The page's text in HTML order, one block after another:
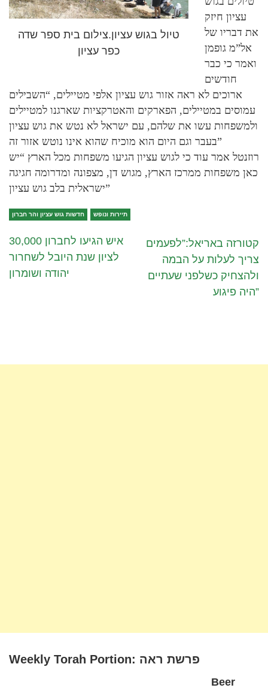
טיול בגוש עציון.צילום בית ספר שדה
כפר עציון
עציון חיזק
את דבריו של
אל”מ גופמן
ואמר כי כבר
חודשים
ארוכים לא ראה אזור גוש עציון אלפי מטיילים, “השבילים
עמוסים במטיילים, הפארקים והאטרקציות שארגנו למטיילים
ולמשפחות עשו את שלהם, עם ישראל לא נטש את גוש עציון
בעבר וגם היום הוא מוכיח שהוא אינו נוטש אזור זה”
רוזנטל אמר עוד כי לגוש עציון הגיעו משפחות מכל הארץ “יש
כאן משפחות ממרכז הארץ, מגוש דן, מצפונה ומדרומה חגיגה
ישראלית בלב גוש עציון”
חדשות גוש עציון והר חברון תיירות ונופש
30,000 איש הגיעו לחברון
לציון שנת היובל לשחרור
יהודה ושומרון
קטורזה באריאל:”לפעמים
צריך לעלות על הבמה
ולהצחיק כשלפני שעתיים
היה פיגוע”
Weekly Torah Portion: פרשת ראה
Beer